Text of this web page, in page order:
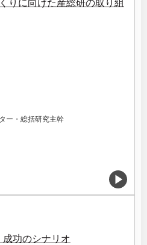
りに向けた産総研の取り組
ー・総括研究主幹
功のシナリオ